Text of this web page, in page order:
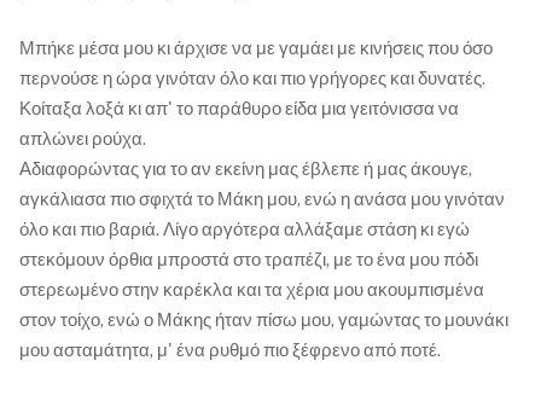
Μπήκε μέσα μου κι άρχισε να με γαμάει με κινήσεις που όσο
περνούσε η ώρα γινόταν όλο και πιο γρήγορες και δυνατές.
Κοίταξα λοξά κι απ' το παράθυρο είδα μια γειτόνισσα να
απλώνει ρούχα.
Αδιαφορώντας για το αν εκείνη μας έβλεπε ή μας άκουγε,
αγκάλιασα πιο σφιχτά το Μάκη μου, ενώ η ανάσα μου γινόταν
όλο και πιο βαριά. Λίγο αργότερα αλλάξαμε στάση κι εγώ
στεκόμουν όρθια μπροστά στο τραπέζι, με το ένα μου πόδι
στερεωμένο στην καρέκλα και τα χέρια μου ακουμπισμένα
στον τοίχο, ενώ ο Μάκης ήταν πίσω μου, γαμώντας το μουνάκι
μου ασταμάτητα, μ' ένα ρυθμό πιο ξέφρενο από ποτέ.